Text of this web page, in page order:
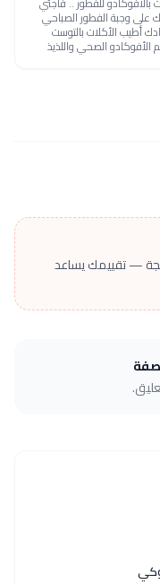
على وجبة الفطور الصباحي
أطيب الأكلات بالتوست
الأفوكادو الصحي واللذيذ
— تقييمك يساعد